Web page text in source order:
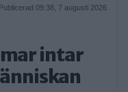
Publicerad 09:38, 7 augusti 2026
intar